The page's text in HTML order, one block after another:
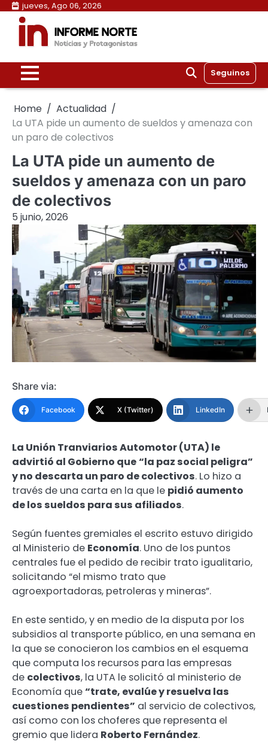
Skip
content
jueves, Ago 06, 2026
Seguinos
Home
Actualidad
La UTA pide un aumento de sueldos y amenaza con
un paro de colectivos
La UTA pide un aumento de
sueldos y amenaza con un paro
de colectivos
5 junio, 2026
Share via:
Facebook X (Twitter) LinkedIn
La Unión Tranviarios Automotor (UTA) le
advirtió al Gobierno que“la paz social peligra”
y no descarta un paro de colectivos. Lo hizo a
través de una carta en la que le pidió aumento
de los sueldos para sus afiliados.
Según fuentes gremiales el escrito estuvo dirigido
al Ministerio de Economía. Uno de los puntos
centrales fue el pedido de recibir trato igualitario,
solicitando “el mismo trato que
agroexportadoras, petroleras y mineras”.
En este sentido, y en medio de la disputa por los
subsidios al transporte público, en una semana en
la que se conocieron los cambios en el esquema
que computa los recursos para las empresas
de colectivos, la UTA le solicitó al ministerio de
Economía que“trate, evalúe y resuelva las
cuestiones pendientes” al servicio de colectivos,
así como con los choferes que representa el
gremio que lidera Roberto Fernández.